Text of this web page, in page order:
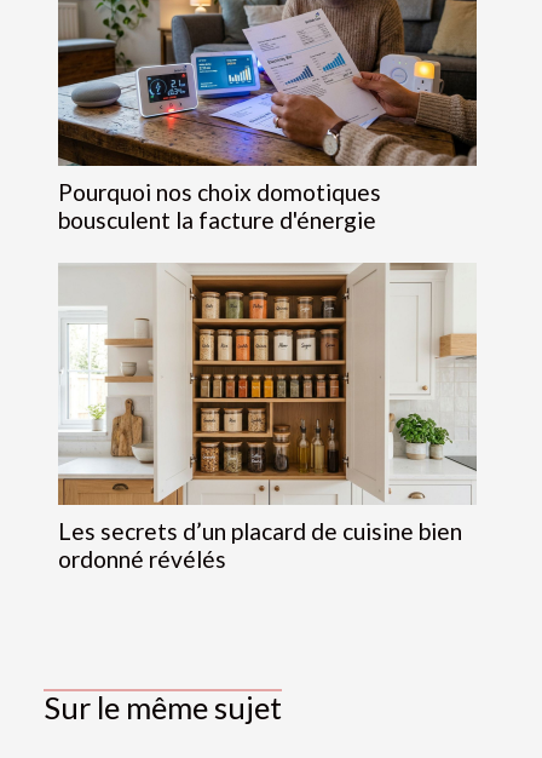
Pourquoi nos choix domotiques
bousculent la facture d'énergie
Les secrets d’un placard de cuisine bien
ordonné révélés
Sur le même sujet